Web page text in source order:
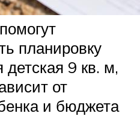
планировку
детская 9 кв. м,
от
и бюджета